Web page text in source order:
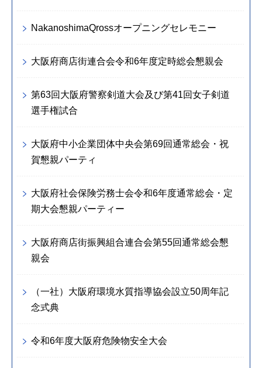
NakanoshimaQrossオープニングセレモニー
大阪府商店街連合会令和6年度定時総会懇親会
第63回大阪府警察剣道大会及び第41回女子剣道
選手権試合
大阪府中小企業団体中央会第69回通常総会・祝
賀懇親パーティ
大阪府社会保険労務士会令和6年度通常総会・定
期大会懇親パーティー
大阪府商店街振興組合連合会第55回通常総会懇
親会
（一社）大阪府環境水質指導協会設立50周年記
念式典
令和6年度大阪府危険物安全大会